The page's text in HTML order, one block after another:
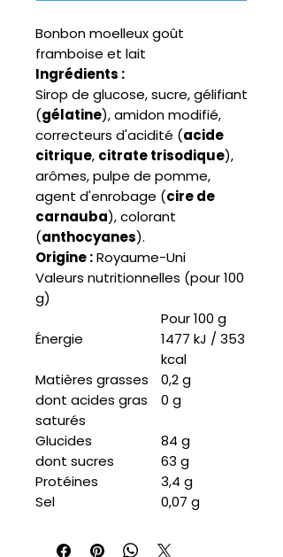
Bonbon moelleux goût
framboise et lait
Ingrédients :
Sirop de glucose, sucre, gélifiant
(gélatine), amidon modifié,
correcteurs d'acidité (acide
citrique, citrate trisodique),
arômes, pulpe de pomme,
agent d'enrobage (cire de
carnauba), colorant
(anthocyanes).
Origine :Royaume-Uni
Valeurs nutritionnelles (pour 100
g)
Pour 100 g
Énergie
1477 kJ / 353
kcal
Matières grasses
0,2 g
dont acides gras
saturés
0 g
Glucides
84 g
dont sucres
63 g
Protéines
3,4 g
Sel
0,07 g